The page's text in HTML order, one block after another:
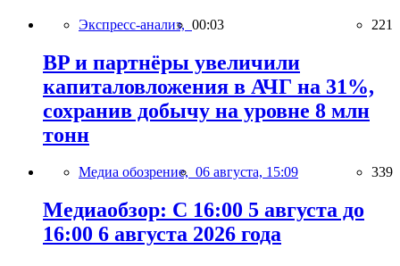
Экспресс-анализ, 00:03 221
BP и партнёры увеличили
капиталовложения в АЧГ на 31%,
сохранив добычу на уровне 8 млн
тонн
Медиа обозрение, 06 августа, 15:09 339
Медиаобзор: С 16:00 5 августа до
16:00 6 августа 2026 года